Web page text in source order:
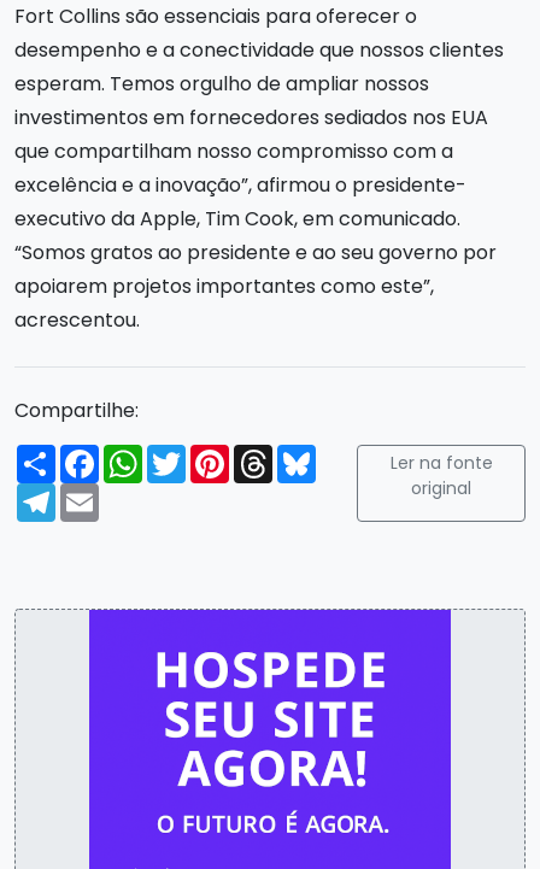
Fort Collins são essenciais para oferecer o
desempenho e a conectividade que nossos clientes
esperam. Temos orgulho de ampliar nossos
investimentos em fornecedores sediados nos EUA
que compartilham nosso compromisso com a
excelência e a inovação”, afirmou o presidente-
executivo da Apple, Tim Cook, em comunicado.
“Somos gratos ao presidente e ao seu governo por
apoiarem projetos importantes como este”,
acrescentou.
Compartilhe:
Compartilhar
FacebookWhatsApp
TwitterPinterest
ThreadsBluesky
Telegram
Email
Ler na fonte
original